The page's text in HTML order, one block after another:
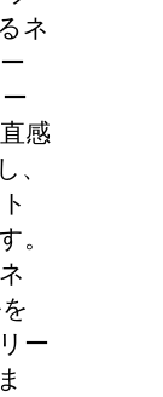
ネ
感
、
。
ー